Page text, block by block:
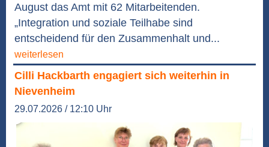
August das Amt mit 62 Mitarbeitenden.
„Integration und soziale Teilhabe sind
entscheidend für den Zusammenhalt und...
weiterlesen
Cilli Hackbarth engagiert sich weiterhin in
Nievenheim
29.07.2026 / 12:10 Uhr